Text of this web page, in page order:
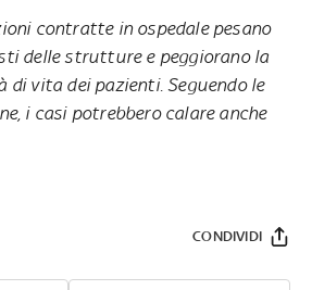
contratte in ospedale pesano
delle strutture e peggiorano la
di vita dei pazienti. Seguendo le
i casi potrebbero calare anche
CONDIVIDI